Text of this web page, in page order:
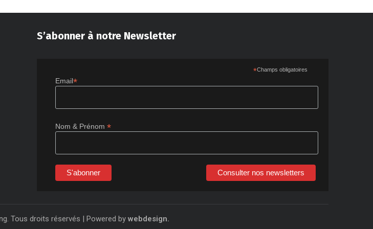
S’abonner à notre Newsletter
*Champs obligatoires
Email*
Nom & Prénom *
Consulter nos newsletters
Tous droits réservés | Powered by webdesign.